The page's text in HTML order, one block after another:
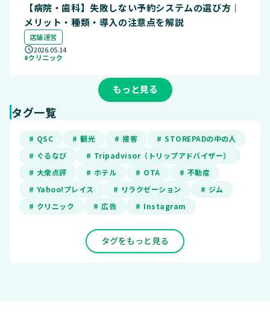
【病院・歯科】失敗しない予約システムの選び方｜
メリット・種類・導入の注意点を解説
店舗運営
2026.05.14
#クリニック
もっと見る
タグ一覧
# QSC # 観光 # 接客
# STOREPADの中の人
# ぐるなび
# Tripadvisor（トリップアドバイザー）
# 大衆点評
# ホテル # OTA
# 不動産
# Yahoo!プレイス
# リラクゼーション
# ジム
# クリニック
# 広告 # Instagram
タグをもっと見る